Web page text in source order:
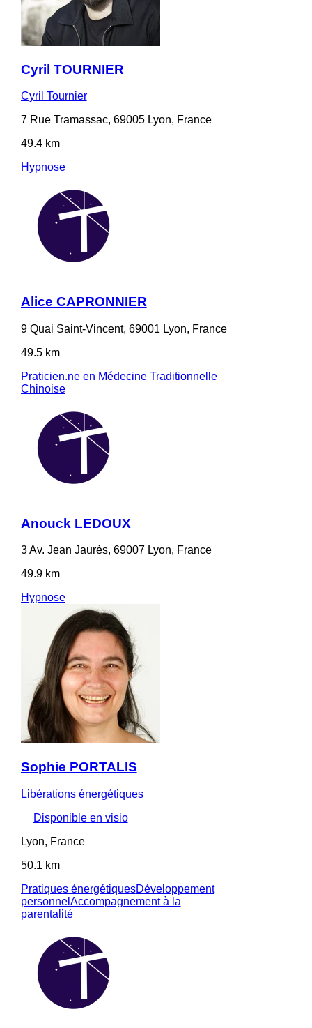
Cyril TOURNIER
Cyril Tournier
7 Rue Tramassac, 69005 Lyon, France
49.4 km
Hypnose
Alice CAPRONNIER
9 Quai Saint-Vincent, 69001 Lyon, France
49.5 km
Praticien.ne en Médecine Traditionnelle
Chinoise
Anouck LEDOUX
3 Av. Jean Jaurès, 69007 Lyon, France
49.9 km
Hypnose
Sophie PORTALIS
Libérations énergétiques
Disponible en visio
Lyon, France
50.1 km
Pratiques énergétiquesDéveloppement
personnel Accompagnement à la
parentalité